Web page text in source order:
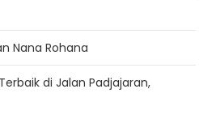
Nana Rohana
di Jalan Padjajaran,